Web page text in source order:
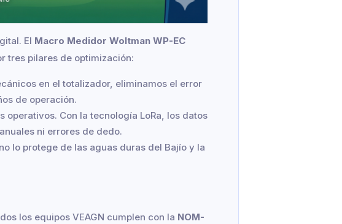
El Macro Medidor Woltman WP-EC
tres pilares de optimización:
en el totalizador, eliminamos el error
de operación.
operativos. Con la tecnología LoRa, los datos
ni errores de dedo.
lo protege de las aguas duras del Bajío y la
los equipos VEAGN cumplen con la NOM-